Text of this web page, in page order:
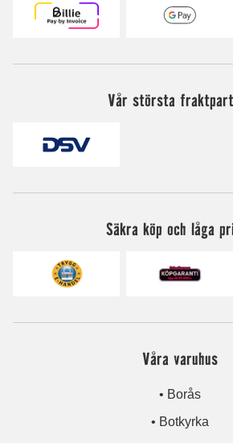
Vår största
Säkra köp och låga
Våra varuhus
• Borås
• Botkyrka